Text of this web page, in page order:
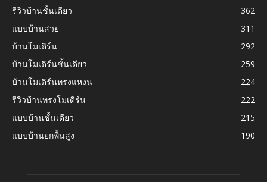
รีวิวบ้านชั้นเดียว
362
แบบบ้านสวย
311
บ้านโมเดิร์น
292
บ้านโมเดิร์นชั้นเดียว
259
บ้านโมเดิร์นทรงแหงน
224
รีวิวบ้านทรงโมเดิร์น
222
แบบบ้านชั้นเดียว
215
แบบบ้านยกพื้นสูง
190